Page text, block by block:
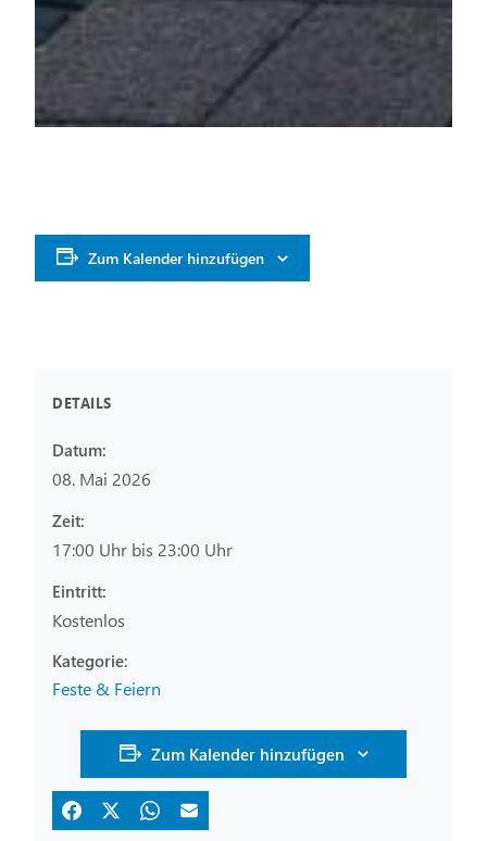
Zum Kalender hinzufügen
DETAILS
Datum:
08. Mai 2026
Zeit:
17:00 Uhr bis 23:00 Uhr
Eintritt:
Kostenlos
Feste & Feiern
Zum Kalender hinzufügen